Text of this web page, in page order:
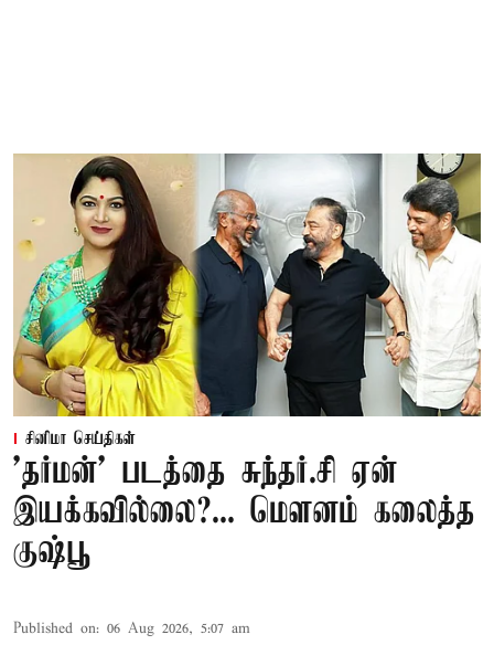
சினிமா செய்திகள்
'தர்மன்' படத்தை சுந்தர்.சி ஏன்
இயக்கவில்லை?... மௌனம் கலைத்த
குஷ்பூ
Published on: 06 Aug 2026, 5:07 am